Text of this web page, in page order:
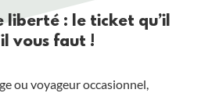
liberté : le ticket qu’il
vous faut !
ou voyageur occasionnel,